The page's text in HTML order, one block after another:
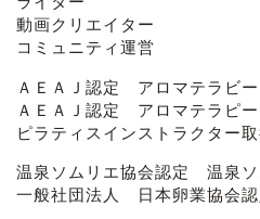
動画クリエイター
コミュニティ運営
ＡＥＡＪ認定 アロマテラビー
ＡＥＡＪ認定 アロマテラピ
ピラティスインストラクター
温泉ソムリエ協会認定 温泉ソ
一般社団法人 日本卵業協会